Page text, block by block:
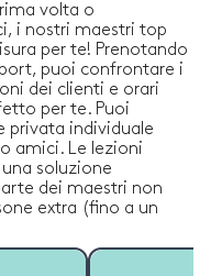
volta o
i nostri maestri top
per te! Prenotando
puoi confrontare i
dei clienti e orari
per te. Puoi
privata individuale
amici. Le lezioni
soluzione
dei maestri non
extra (fino a un